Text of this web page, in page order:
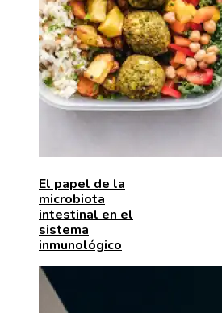
El papel de la
microbiota
intestinal en el
sistema
inmunológico